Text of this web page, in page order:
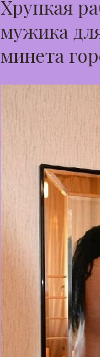
Хрупкая
мужика
минета